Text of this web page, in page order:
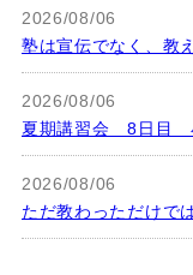
2026/08/06
塾は宣伝でなく、教
2026/08/06
夏期講習会 8日目
2026/08/06
ただ教わっただけで